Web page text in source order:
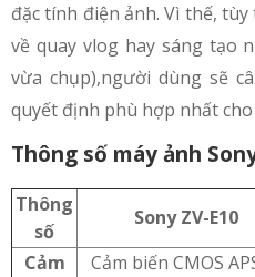
đặc tính điện ảnh. Vì thế,
về quay vlog hay sáng tạo
vừa chụp),người dùng sẽ
quyết định phù hợp nhất
Thông số máy ảnh
Thông
số
Sony ZV-E10
Cảm
Cảm biến CMOS